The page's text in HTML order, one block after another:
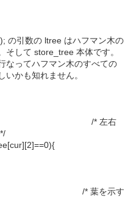
の引数の ltree はハフマン木の
そして store_tree 本体です。
なってハフマン木のすべての
いかも知れません。
右
/* 葉を示す